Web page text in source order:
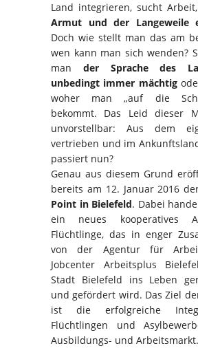
Land integrieren, sucht
Armut und der Langeweile
Doch wie stellt man das am
wen kann man sich wenden?
man der Sprache des
unbedingt immer mächtig
woher man „auf die
bekommt. Das Leid dieser
unvorstellbar: Aus dem
vertrieben und im
passiert nun?
Genau aus diesem Grund
bereits am 12. Januar 2016
Point in Bielefeld. Dabei
ein neues kooperatives
Flüchtlinge, das in enger
von der Agentur für
Jobcenter Arbeitsplus
Stadt Bielefeld ins Leben
und gefördert wird. Das Ziel
ist die erfolgreiche
Flüchtlingen und
Ausbildungs- und